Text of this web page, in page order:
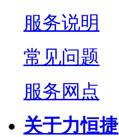
服务说明
常见问题
服务网点
关于力恒捷